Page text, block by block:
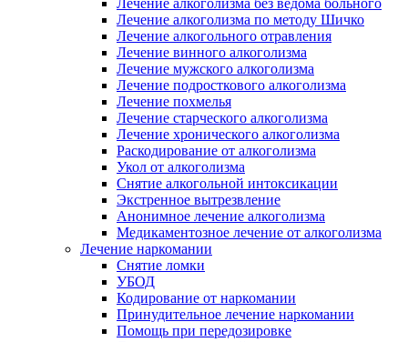
Лечение алкоголизма по методу Шичко
Лечение алкогольного отравления
Лечение винного алкоголизма
Лечение мужского алкоголизма
Лечение подросткового алкоголизма
Лечение похмелья
Лечение старческого алкоголизма
Лечение хронического алкоголизма
Раскодирование от алкоголизма
Укол от алкоголизма
Снятие алкогольной интоксикации
Экстренное вытрезвление
Анонимное лечение алкоголизма
Медикаментозное лечение от алкоголизма
Лечение наркомании
Снятие ломки
УБОД
Кодирование от наркомании
Принудительное лечение наркомании
Помощь при передозировке